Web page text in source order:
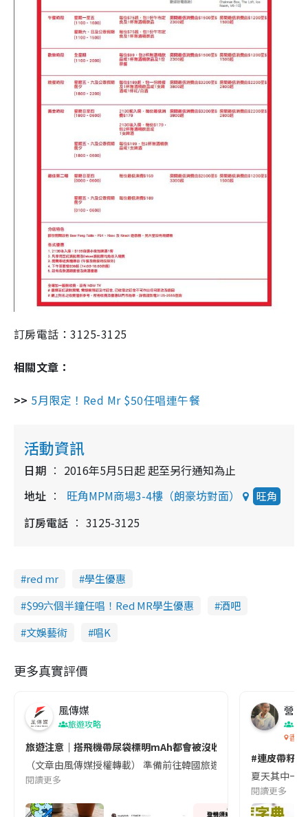
訂房電話：3125-3125
相關文章：
>> 5月限定！Red Mr $50任唱連午餐
活動資訊
日期
2016年5月5日起 起至另行通知為止
地址
旺角MPM商場3-4樓（朗豪坊對面） 旺角
訂房電話 3125-3125
red mr
學生優惠
$99六個半鐘任唱！Red MR學生優惠
酒吧
文娛藝術
唱K
更多真實評價
風傳媒
旅遊攻略
旅遊注意｜搭飛機帶尿袋標明mAh都會被沒收😱出發前切記檢查
（文章由風傳媒授權轉載） 準備前往韓國旅遊的民眾，近期要
閱讀更多
營養
香港
#連皮帶籽
夏天其中一
閱讀更多